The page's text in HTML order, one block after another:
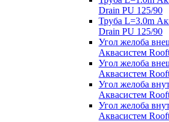
Drain PU 125/90
Труба L=3.0m
Drain PU 125/90
Угол желоба
Аквасистем
Угол желоба
Аквасистем
Угол желоба
Аквасистем
Угол желоба
Аквасистем